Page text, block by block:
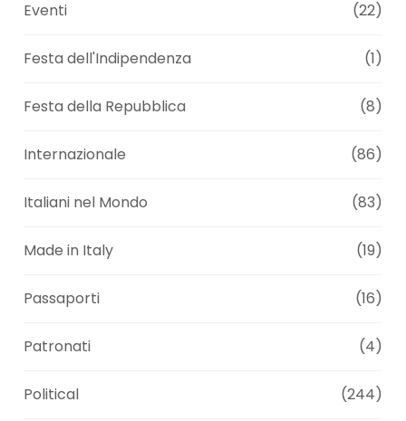
Eventi (22)
Festa dell'Indipendenza (1)
Festa della Repubblica (8)
Internazionale (86)
Italiani nel Mondo (83)
Made in Italy (19)
Passaporti (16)
Patronati (4)
Political (244)